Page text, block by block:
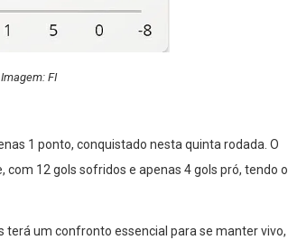
FI
1 ponto, conquistado nesta quinta rodada. O
12 gols sofridos e apenas 4 gols pró, tendo o
terá um confronto essencial para se manter vivo,